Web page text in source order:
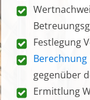
Festlegung
gegenüber
Ermittlung